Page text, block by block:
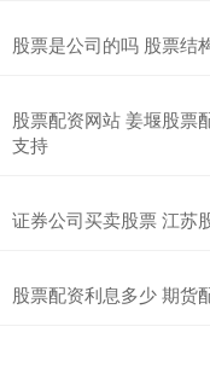
股票是公司的吗 股票结
股票配资网站 姜堰股票
支持
证券公司买卖股票 江苏
股票配资利息多少 期货